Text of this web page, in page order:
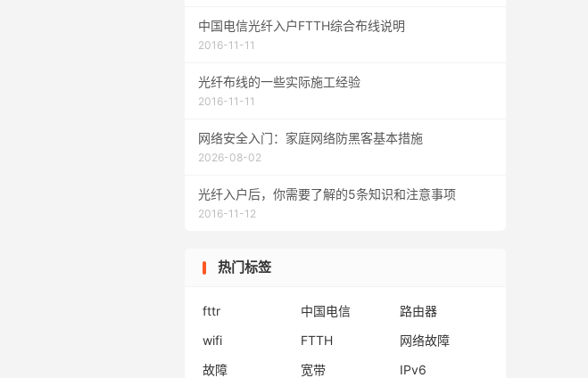
中国电信光纤入户FTTH综合布线说明
2016-11-11
光纤布线的一些实际施工经验
2016-11-11
网络安全入门：家庭网络防黑客基本措施
2026-08-02
光纤入户后，你需要了解的5条知识和注意事项
2016-11-12
热门标签
fttr 中国电信
路由器
wifi
FTTH
网络故障
故障
宽带
IPv6